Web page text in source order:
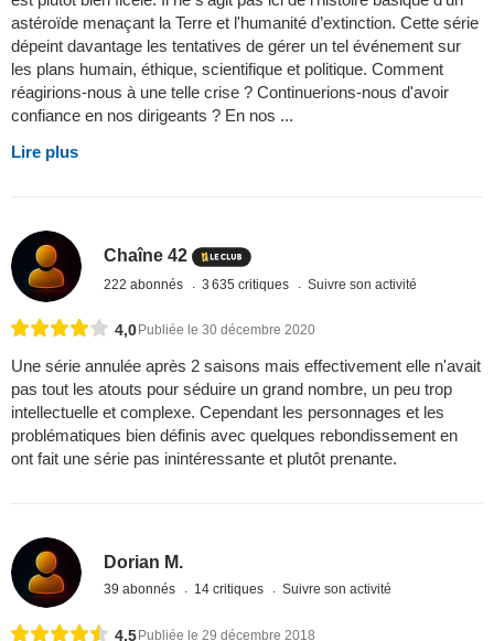
astéroïde menaçant la Terre et l'humanité d’extinction. Cette série
dépeint davantage les tentatives de gérer un tel événement sur
les plans humain, éthique, scientifique et politique. Comment
réagirions-nous à une telle crise ? Continuerions-nous d'avoir
confiance en nos dirigeants ? En nos ...
Lire plus
Chaîne 42
222 abonnés 3 635 critiques Suivre son activité
4,0Publiée le 30 décembre 2020
Une série annulée après 2 saisons mais effectivement elle n'avait
pas tout les atouts pour séduire un grand nombre, un peu trop
intellectuelle et complexe. Cependant les personnages et les
problématiques bien définis avec quelques rebondissement en
ont fait une série pas inintéressante et plutôt prenante.
Dorian M.
39 abonnés 14 critiques Suivre son activité
4,5Publiée le 29 décembre 2018